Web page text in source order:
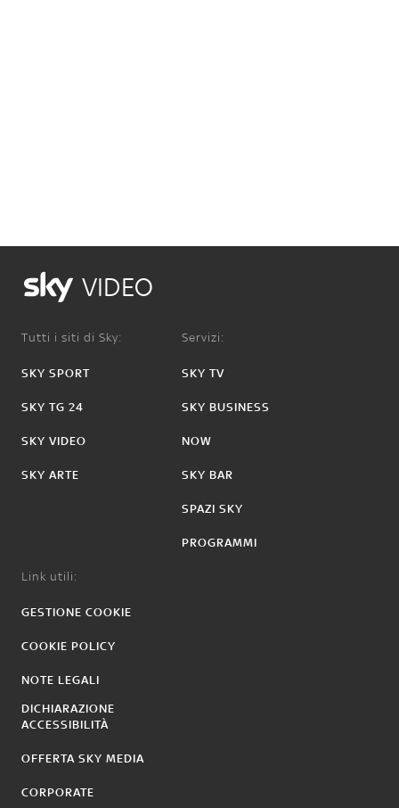
VIDEO
Tutti i siti di Sky:
SKY SPORT
SKY TG 24
SKY VIDEO
SKY ARTE
Servizi:
SKY TV
SKY BUSINESS
NOW
SKY BAR
SPAZI SKY
PROGRAMMI
Link utili:
GESTIONE COOKIE
COOKIE POLICY
NOTE LEGALI
DICHIARAZIONE
ACCESSIBILITÀ
OFFERTA SKY MEDIA
CORPORATE